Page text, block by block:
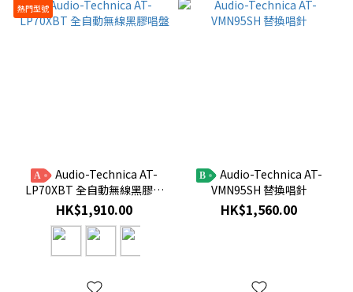
熱門型號
A
LP70XBT 全自動無線黑膠唱
盤
HK$1,910.00
B
VMN95SH 替換唱針
HK$1,560.00